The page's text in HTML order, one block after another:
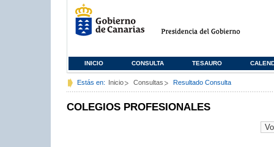
INICIO CONSULTA TESAURO
Estás en: Inicio Consultas Resultado Consulta
COLEGIOS PROFESIONALES